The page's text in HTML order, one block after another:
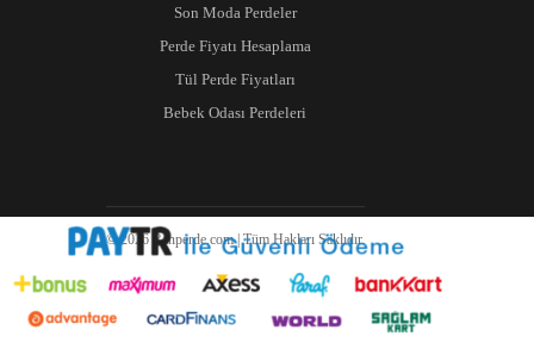
Son Moda Perdeler
Perde Fiyatı Hesaplama
Tül Perde Fiyatları
Bebek Odası Perdeleri
© 2026 Ranperde.com | Tüm Hakları Saklıdır.